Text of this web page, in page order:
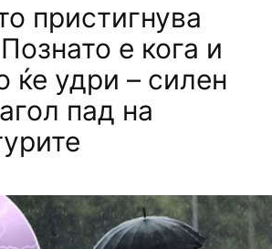
пристигнува
е кога и
ќе удри – силен
пад на